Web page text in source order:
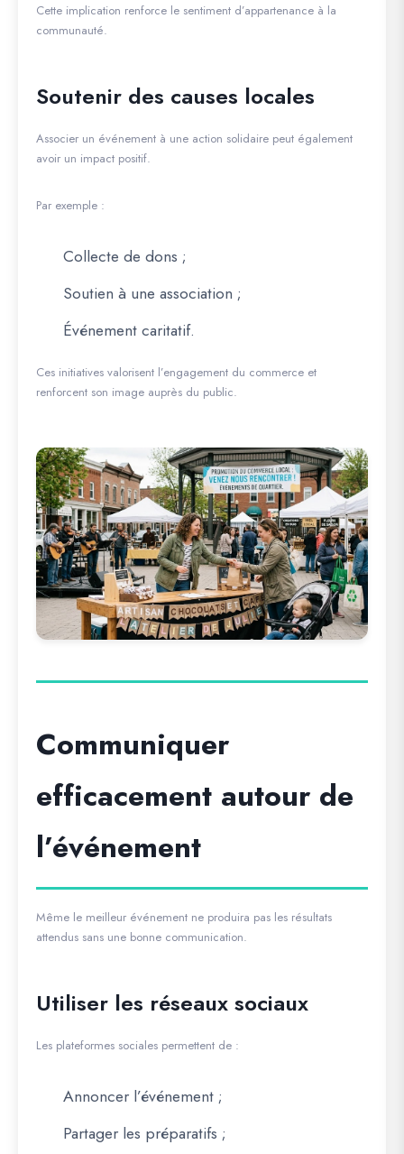
Cette implication renforce le sentiment d’appartenance à la
communauté.
Soutenir des causes locales
Associer un événement à une action solidaire peut également
avoir un impact positif.
Par exemple :
Collecte de dons ;
Soutien à une association ;
Événement caritatif.
Ces initiatives valorisent l’engagement du commerce et
renforcent son image auprès du public.
Communiquer
efficacement autour de
l’événement
Même le meilleur événement ne produira pas les résultats
attendus sans une bonne communication.
Utiliser les réseaux sociaux
Les plateformes sociales permettent de :
Annoncer l’événement ;
Partager les préparatifs ;